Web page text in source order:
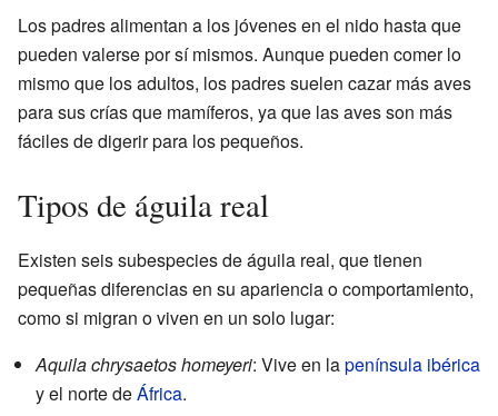
Los padres alimentan a los jóvenes en el nido hasta que
pueden valerse por sí mismos. Aunque pueden comer lo
mismo que los adultos, los padres suelen cazar más aves
para sus crías que mamíferos, ya que las aves son más
fáciles de digerir para los pequeños.
Tipos de águila real
Existen seis subespecies de águila real, que tienen
pequeñas diferencias en su apariencia o comportamiento,
como si migran o viven en un solo lugar:
Aquila chrysaetos homeyeri: Vive en lapenínsula ibérica
y el norte deÁfrica.